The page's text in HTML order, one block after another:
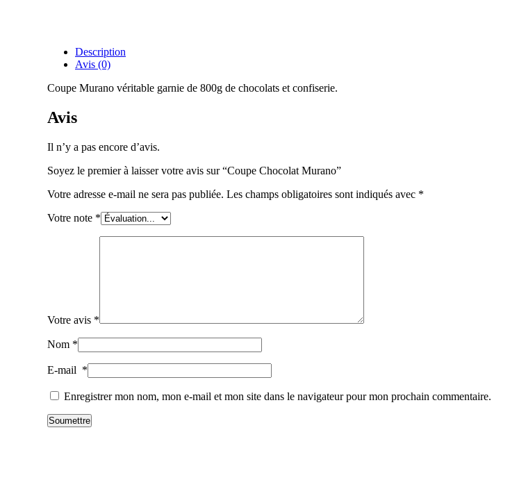
Description
Avis (0)
Coupe Murano véritable garnie de 800g de chocolats et confiserie.
Avis
Il n’y a pas encore d’avis.
Soyez le premier à laisser votre avis sur “Coupe Chocolat Murano”
Votre adresse e-mail ne sera pas publiée. Les champs obligatoires sont indiqués avec *
Votre note *
Votre avis *
Nom *
E-mail *
Enregistrer mon nom, mon e-mail et mon site dans le navigateur pour mon prochain commentaire.